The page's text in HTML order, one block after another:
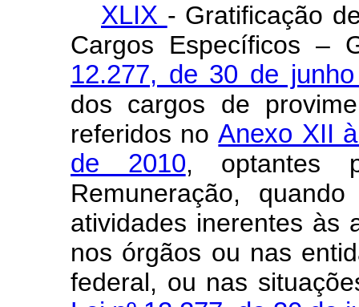
XLIX - Gratificação
Cargos Específicos –
12.277, de 30 de
dos cargos de
referidos noAnexo XII
de 2010, optantes
Remuneração,
atividades inerentes às
nos órgãos ou nas
federal, ou nas